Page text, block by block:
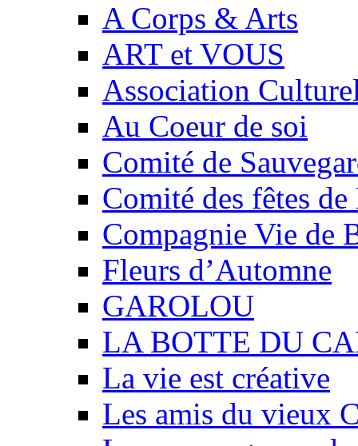
A Corps & Arts
ART et VOUS
Association
Au Coeur de soi
Comité de
Comité des fêtes
Compagnie Vie de
Fleurs d’Automne
GAROLOU
LA BOTTE DU
La vie est créative
Les amis du vieux